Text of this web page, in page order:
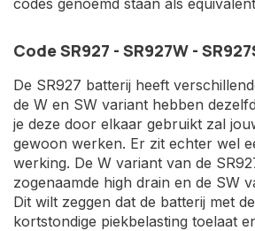
codes genoemd staan als
Code SR927 - SR927W -
De SR927 batterij heeft
de W en SW variant hebben
je deze door elkaar gebruikt zal
gewoon werken. Er zit echter wel
werking. De W variant van de
zogenaamde high drain en de SW
Dit wilt zeggen dat de batterij met
kortstondige piekbelasting toelaat